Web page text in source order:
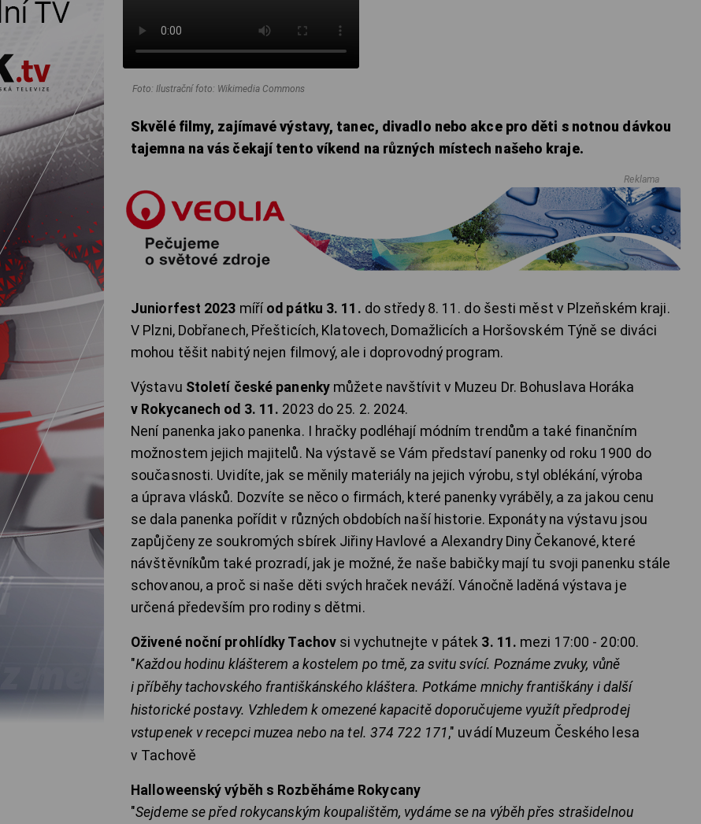
Foto: Ilustrační foto: Wikimedia Commons
Skvělé filmy, zajímavé výstavy, tanec, divadlo nebo akce pro děti s notnou dávkou
tajemna na vás čekají tento víkend na různých místech našeho kraje.
Reklama
Juniorfest 2023 míří od pátku 3. 11. do středy 8. 11. do šesti měst v Plzeňském kraji.
V Plzni, Dobřanech, Přešticích, Klatovech, Domažlicích a Horšovském Týně se diváci
mohou těšit nabitý nejen filmový, ale i doprovodný program.
Výstavu Století české panenkymůžete navštívit v Muzeu Dr. Bohuslava Horáka
v Rokycanech od 3. 11. 2023 do 25. 2. 2024.
Není panenka jako panenka. I hračky podléhají módním trendům a také finančním
možnostem jejich majitelů. Na výstavě se Vám představí panenky od roku 1900 do
současnosti. Uvidíte, jak se měnily materiály na jejich výrobu, styl oblékání, výroba
a úprava vlásků. Dozvíte se něco o firmách, které panenky vyráběly, a za jakou cenu
se dala panenka pořídit v různých obdobích naší historie. Exponáty na výstavu jsou
zapůjčeny ze soukromých sbírek Jiřiny Havlové a Alexandry Diny Čekanové, které
návštěvníkům také prozradí, jak je možné, že naše babičky mají tu svoji panenku stále
schovanou, a proč si naše děti svých hraček neváží. Vánočně laděná výstava je
určená především pro rodiny s dětmi.
Oživené noční prohlídky Tachov si vychutnejte v pátek 3. 11. mezi 17:00 - 20:00.
"Každou hodinu klášterem a kostelem po tmě, za svitu svící. Poznáme zvuky, vůně
i příběhy tachovského františkánského kláštera. Potkáme mnichy františkány i další
historické postavy. Vzhledem k omezené kapacitě doporučujeme využít předprodej
vstupenek v recepci muzea nebo na tel. 374 722 171," uvádí Muzeum Českého lesa
v Tachově
Halloweenský výběh s Rozběháme Rokycany
"Sejdeme se před rokycanským koupalištěm, vydáme se na výběh přes strašidelnou